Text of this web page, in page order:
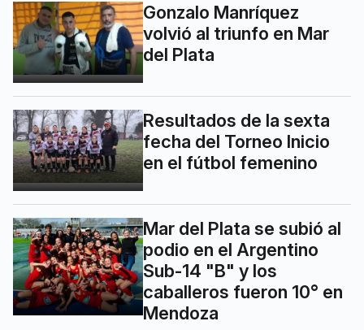
Gonzalo Manríquez
volvió al triunfo en Mar
del Plata
Resultados de la sexta
fecha del Torneo Inicio
en el fútbol femenino
Mar del Plata se subió al
podio en el Argentino
Sub-14 "B" y los
caballeros fueron 10° en
Mendoza